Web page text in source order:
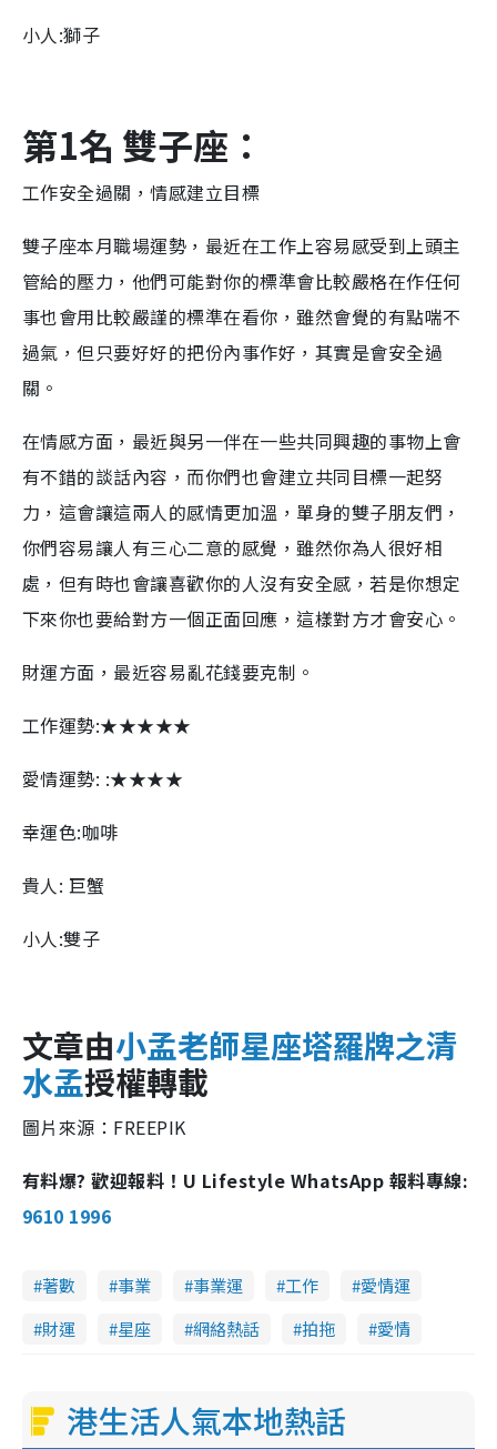
小人:獅子
第1名 雙子座：
工作安全過關，情感建立目標
雙子座本月職場運勢，最近在工作上容易感受到上頭主
管給的壓力，他們可能對你的標準會比較嚴格在作任何
事也會用比較嚴謹的標準在看你，雖然會覺的有點喘不
過氣，但只要好好的把份內事作好，其實是會安全過
關。
在情感方面，最近與另一伴在一些共同興趣的事物上會
有不錯的談話內容，而你們也會建立共同目標一起努
力，這會讓這兩人的感情更加溫，單身的雙子朋友們，
你們容易讓人有三心二意的感覺，雖然你為人很好相
處，但有時也會讓喜歡你的人沒有安全感，若是你想定
下來你也要給對方一個正面回應，這樣對方才會安心。
財運方面，最近容易亂花錢要克制。
工作運勢:★★★★★
愛情運勢: :★★★★
幸運色:咖啡
貴人: 巨蟹
小人:雙子
文章由小孟老師星座塔羅牌之清
水孟授權轉載
圖片來源：FREEPIK
有料爆? 歡迎報料！U Lifestyle WhatsApp 報料專線:
9610 1996
著數 事業 事業運 工作
愛情運
財運
星座 網絡熱話 拍拖 愛情
港生活人氣本地熱話